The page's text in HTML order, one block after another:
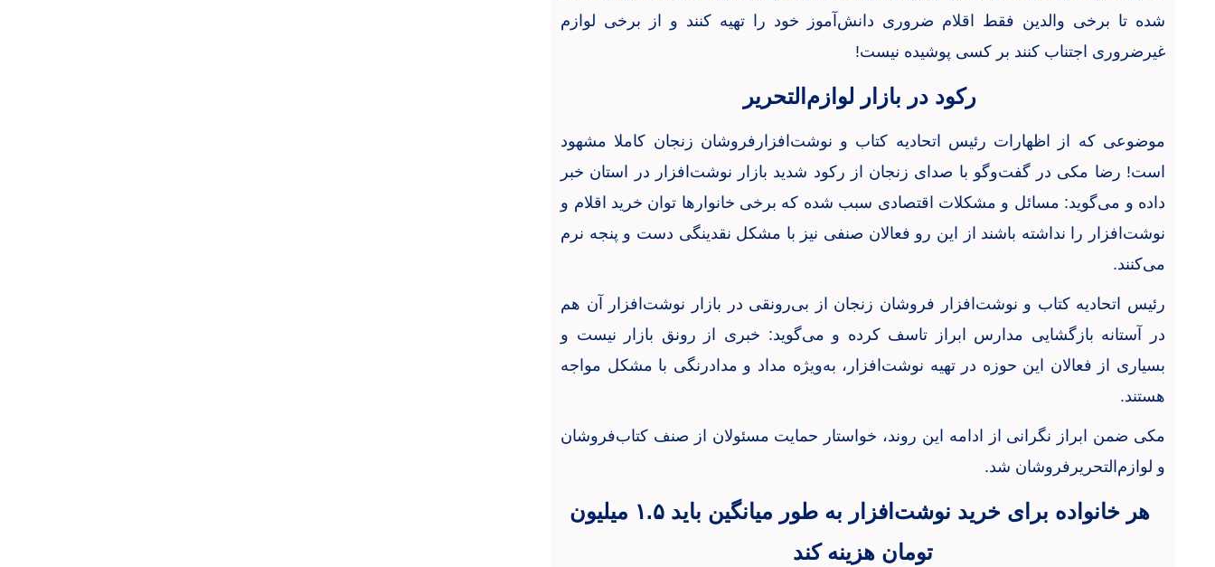
شده تا برخی والدین فقط اقلام ضروری دانش‌آموز خود را تهیه کنند و از برخی لوازم
غیرضروری اجتناب کنند بر کسی پوشیده نیست!
رکود در بازار لوازم‌التحریر
موضوعی که از اظهارات رئیس اتحادیه کتاب و نوشت‌افزارفروشان زنجان کاملا مشهود
است! رضا مکی در گفت‌وگو با صدای زنجان از رکود شدید بازار نوشت‌افزار در استان خبر
داده و می‌گوید: مسائل و مشکلات اقتصادی سبب شده که برخی خانوارها توان خرید اقلام و
نوشت‌افزار را نداشته باشند از این رو فعالان صنفی نیز با مشکل نقدینگی دست و پنجه نرم
می‌کنند.
رئیس اتحادیه کتاب و نوشت‌افزار فروشان زنجان از بی‌رونقی در بازار نوشت‌افزار آن هم
در آستانه بازگشایی مدارس ابراز تاسف کرده و می‌گوید: خبری از رونق بازار نیست و
بسیاری از فعالان این حوزه در تهیه نوشت‌افزار، به‌ویژه مداد و مدادرنگی با مشکل مواجه
هستند.
مکی ضمن ابراز نگرانی از ادامه این روند، خواستار حمایت مسئولان از صنف کتاب‌فروشان
و لوازم‌التحریرفروشان شد.
هر خانواده برای خرید نوشت‌افزار به طور میانگین باید ۱.۵ میلیون
تومان هزینه کند